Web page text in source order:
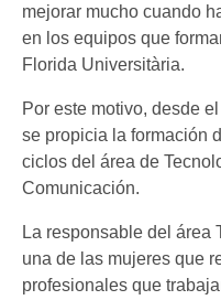
mejorar mucho cuando
en los equipos que
Florida Universitària.
Por este motivo, desde
se propicia la formación
ciclos del área de
Comunicación.
La responsable del área
una de las mujeres que
profesionales que